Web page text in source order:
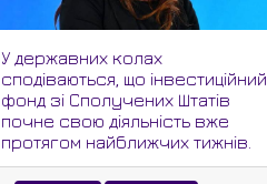
У державних колах
сподіваються, що інвестиційний
фонд зі Сполучених Штатів
почне свою діяльність вже
протягом найближчих тижнів.